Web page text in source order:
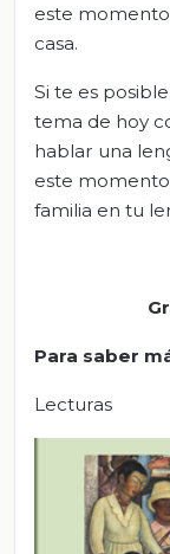
este
casa.
Si te es
tema de hoy
hablar una
este
familia en tu
Para saber
Lecturas